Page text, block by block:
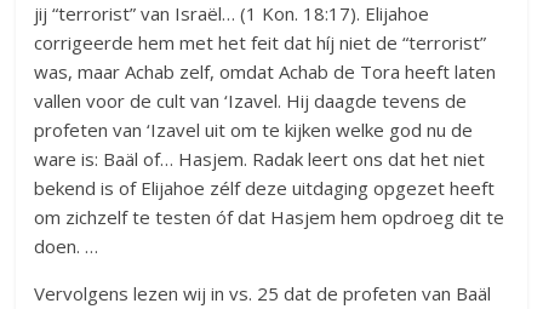
jij “terrorist” van Israël… (1 Kon. 18:17). Elijahoe
corrigeerde hem met het feit dat híj niet de “terrorist”
was, maar Achab zelf, omdat Achab de Tora heeft laten
vallen voor de cult van ‘Izavel. Hij daagde tevens de
profeten van ‘Izavel uit om te kijken welke god nu de
ware is: Baäl of… Hasjem. Radak leert ons dat het niet
bekend is of Elijahoe zélf deze uitdaging opgezet heeft
om zichzelf te testen óf dat Hasjem hem opdroeg dit te
doen. …
Vervolgens lezen wij in vs. 25 dat de profeten van Baäl